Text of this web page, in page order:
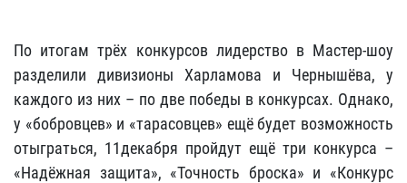
По итогам трёх конкурсов лидерство в Мастер-шоу
разделили дивизионы Харламова и Чернышёва, у
каждого из них – по две победы в конкурсах. Однако,
у «бобровцев» и «тарасовцев» ещё будет возможность
отыграться, 11декабря пройдут ещё три конкурса –
«Надёжная защита», «Точность броска» и «Конкурс